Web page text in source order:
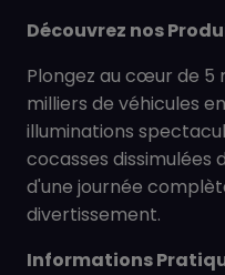
Découvrez nos
Plongez au cœur de 5
milliers de véhicules
illuminations
cocasses dissimulées
d'une journée
divertissement.
Informations